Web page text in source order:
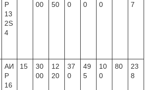
Р
13
2S
4
00
50
0
0
0
7
АИ
Р
16
15
30
00
12
20
37
0
49
5
10
0
80
23
8